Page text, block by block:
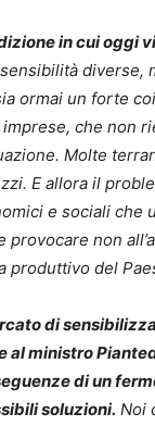
in cui oggi
diverse,
ormai un forte
che non
Molte
E allora il
e sociali che
provocare non
produttivo del
di
al ministro
di un
soluzioni. Noi